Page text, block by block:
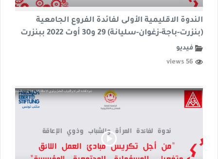
الندوة الاقليمية الأولى لفائدة الفروع الجامعية
(بنزرت-باجة-زغوان-سليانة) 29 و30 أوت 2022 ببنزرت
فيديو